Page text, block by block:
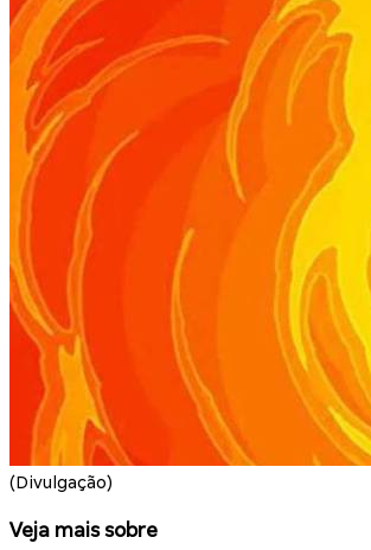
(Divulgação)
Veja mais sobre